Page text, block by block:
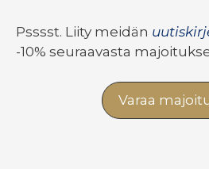
Psssst. Liity meidän
-10% seuraavasta
Varaa